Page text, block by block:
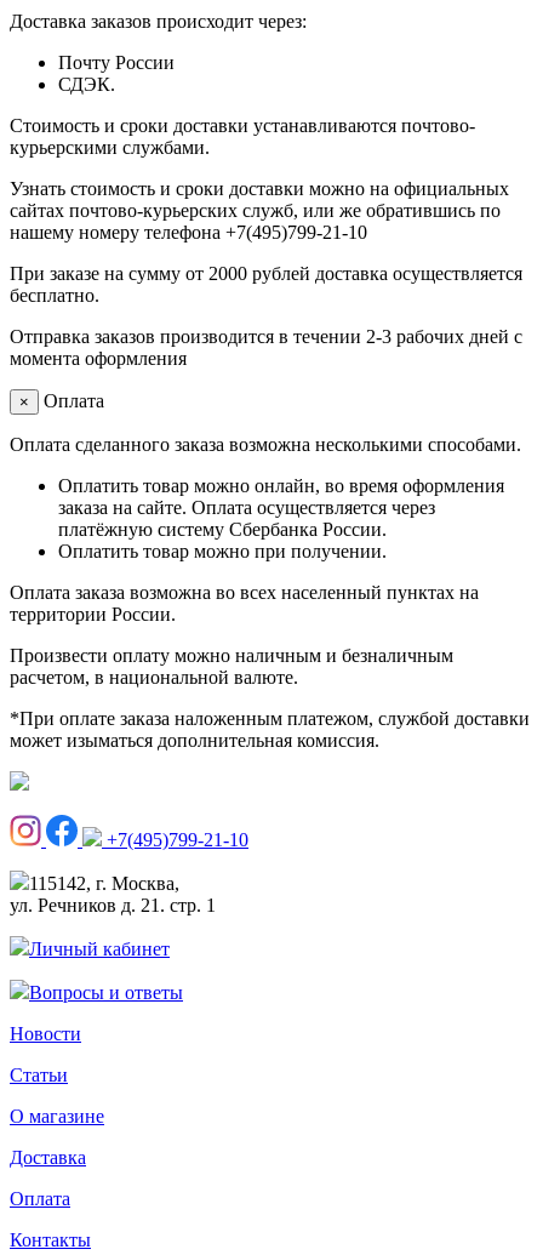
Доставка заказов происходит через:
Почту России
СДЭК.
Стоимость и сроки доставки устанавливаются почтово-
курьерскими службами.
Узнать стоимость и сроки доставки можно на официальных
сайтах почтово-курьерских служб, или же обратившись по
нашему номеру телефона +7(495)799-21-10
При заказе на сумму от 2000 рублей доставка осуществляется
бесплатно.
Отправка заказов производится в течении 2-3 рабочих дней с
момента оформления
× Оплата
Оплата сделанного заказа возможна несколькими способами.
Оплатить товар можно онлайн, во время оформления
заказа на сайте. Оплата осуществляется через
платёжную систему Сбербанка России.
Оплатить товар можно при получении.
Оплата заказа возможна во всех населенный пунктах на
территории России.
Произвести оплату можно наличным и безналичным
расчетом, в национальной валюте.
*При оплате заказа наложенным платежом, службой доставки
может изыматься дополнительная комиссия.
+7(495)799-21-10
115142, г. Москва,
ул. Речников д. 21. стр. 1
Личный кабинет
Вопросы и ответы
Новости
Статьи
О магазине
Доставка
Оплата
Контакты